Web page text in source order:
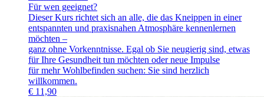
Für wen geeignet?
Dieser Kurs richtet sich an alle, die das Kneippen in einer
entspannten und praxisnahen Atmosphäre kennenlernen
möchten –
ganz ohne Vorkenntnisse. Egal ob Sie neugierig sind, etwas
für Ihre Gesundheit tun möchten oder neue Impulse
für mehr Wohlbefinden suchen: Sie sind herzlich
willkommen.
€ 11,90